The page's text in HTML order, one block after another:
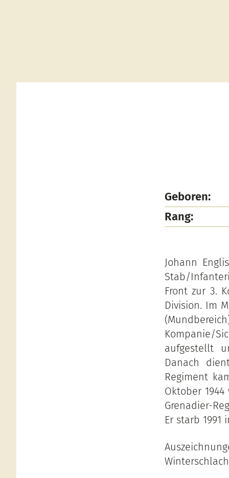
Geboren:
Rang:
Johann
Stab/
Front zur 3.
Division. Im
Kompanie/
aufgestellt
Danach
Regiment
Oktober
Grenadier-
Er starb 1991